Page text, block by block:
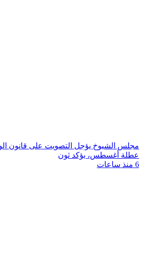
مجلس الشيوخ يؤجل التصويت على قانون
عطلة أغسطس، يؤكد ثون
6 منذ ساعات